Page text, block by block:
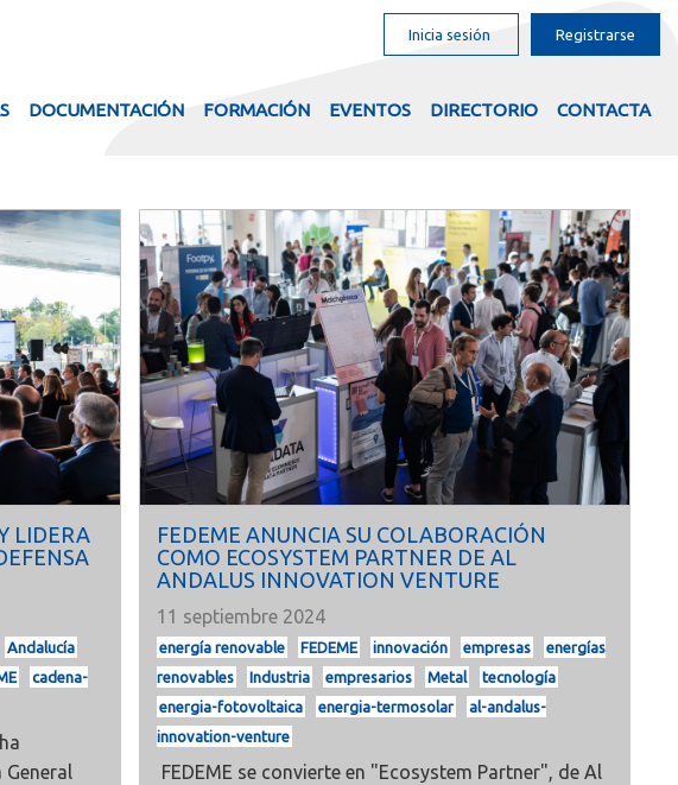
Inicia sesión Registrarse
DOCUMENTACIÓN FORMACIÓN EVENTOS DIRECTORIO CONTACTA
LIDERA
Andalucía
cadena-
General
FEDEME ANUNCIA SU COLABORACIÓN
COMO ECOSYSTEM PARTNER DE AL
ANDALUS INNOVATION VENTURE
11 septiembre 2024
energía renovable FEDEME innovación empresas
energías
renovables
Industria empresarios Metal
tecnología
energia-fotovoltaica
energia-termosolar
al-andalus-
innovation-venture
FEDEME se convierte en "Ecosystem Partner", de Al